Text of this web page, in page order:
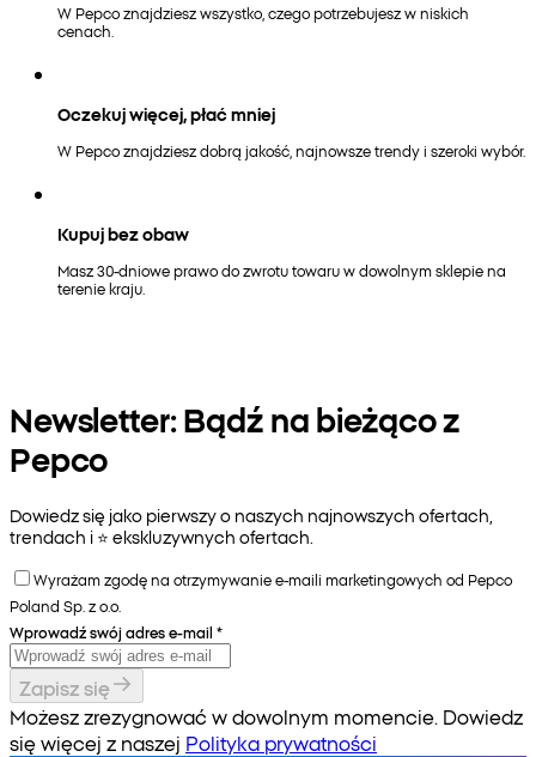
W Pepco znajdziesz wszystko, czego potrzebujesz w niskich
cenach.
Oczekuj więcej, płać mniej
W Pepco znajdziesz dobrą jakość, najnowsze trendy i szeroki wybór.
Kupuj bez obaw
Masz 30-dniowe prawo do zwrotu towaru w dowolnym sklepie na
terenie kraju.
Newsletter: Bądź na bieżąco z
Pepco
Dowiedz się jako pierwszy o naszych najnowszych ofertach,
trendach i ⭐️ ekskluzywnych ofertach.
Wyrażam zgodę na otrzymywanie e-maili marketingowych od Pepco
Poland Sp. z o.o.
Wprowadź swój adres e-mail *
Zapisz się
Możesz zrezygnować w dowolnym momencie. Dowiedz
się więcej z naszej Polityka prywatności